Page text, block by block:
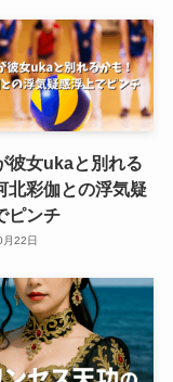
彼女ukaと別れる
北彩伽との浮気疑
ピンチ
22日